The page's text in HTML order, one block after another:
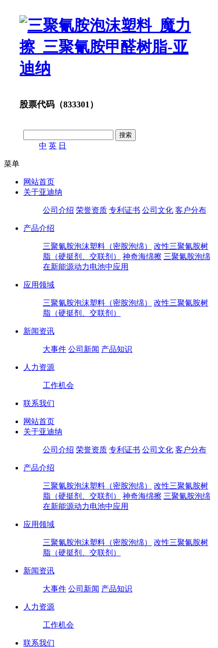
股票代码（833301）
中 英 日
菜单
网站首页
关于亚迪纳
公司介绍 荣誉资质 专利证书 公司文化 客户分布
产品介绍
三聚氰胺泡沫塑料（密胺泡绵）
改性三聚氰胺树
脂（硬挺剂、交联剂）
神奇海绵擦 三聚氰胺泡绵
在新能源动力电池中应用
应用领域
三聚氰胺泡沫塑料（密胺泡绵）
改性三聚氰胺树
脂（硬挺剂、交联剂）
新闻资讯
大事件 公司新闻 产品知识
人力资源
工作机会
联系我们
网站首页
关于亚迪纳
公司介绍 荣誉资质 专利证书 公司文化 客户分布
产品介绍
三聚氰胺泡沫塑料（密胺泡绵）
改性三聚氰胺树
脂（硬挺剂、交联剂）
神奇海绵擦 三聚氰胺泡绵
在新能源动力电池中应用
应用领域
三聚氰胺泡沫塑料（密胺泡绵）
改性三聚氰胺树
脂（硬挺剂、交联剂）
新闻资讯
大事件 公司新闻 产品知识
人力资源
工作机会
联系我们